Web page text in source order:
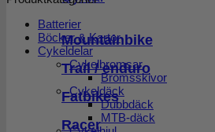
Mountainbike
Trail / enduro
Fatbikes
Racer
Batterier
Böcker & Kartor
Cykeldelar
Cykelbromsar
Bromsskivor
Cykeldäck
Dubbdäck
MTB-däck